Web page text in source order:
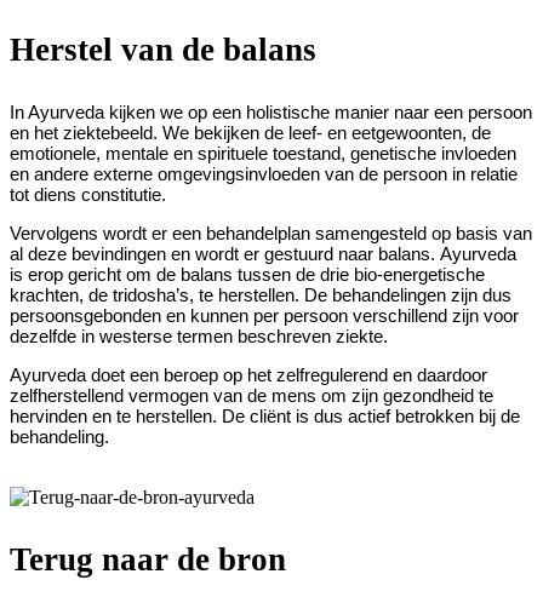
Herstel van de balans
In Ayurveda kijken we op een holistische manier naar een persoon
en het ziektebeeld. We bekijken de leef- en eetgewoonten, de
emotionele, mentale en spirituele toestand, genetische invloeden
en andere externe omgevingsinvloeden van de persoon in relatie
tot diens constitutie.
Vervolgens wordt er een behandelplan samengesteld op basis van
al deze bevindingen en wordt er gestuurd naar balans. Ayurveda
is erop gericht om de balans tussen de drie bio-energetische
krachten, de tridosha’s, te herstellen. De behandelingen zijn dus
persoonsgebonden en kunnen per persoon verschillend zijn voor
dezelfde in westerse termen beschreven ziekte.
Ayurveda doet een beroep op het zelfregulerend en daardoor
zelfherstellend vermogen van de mens om zijn gezondheid te
hervinden en te herstellen. De cliënt is dus actief betrokken bij de
behandeling.
Terug naar de bron